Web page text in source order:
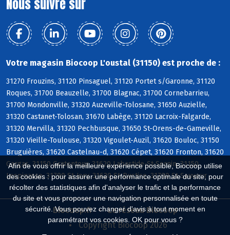
Afin de vous offrir la meilleure expérience possible, Biocoop utilise
des cookies : pour assurer une performance optimale du site, pour
récolter des statistiques afin d'analyser le trafic et la performance
du site et vous proposer une navigation personnalisée en toute
sécurité. Vous pouvez changer d'avis à tout moment en
paramétrant vos cookies. OK pour vous ?
Nous suivre sur
Votre magasin Biocoop L'oustal (31150) est proche de :
31270 Frouzins, 31120 Pinsaguel, 31120 Portet s/Garonne, 31120
Roques, 31700 Beauzelle, 31700 Blagnac, 31700 Cornebarrieu,
31700 Mondonville, 31320 Auzeville-Tolosane, 31650 Auzielle,
31320 Castanet-Tolosan, 31670 Labège, 31120 Lacroix-Falgarde,
31320 Mervilla, 31320 Pechbusque, 31650 St-Orens-de-Gameville,
31320 Vieille-Toulouse, 31320 Vigoulet-Auzil, 31620 Bouloc, 31150
Bruguières, 31620 Castelnau-d, 31620 Cépet, 31620 Fronton, 31620
Gargas, 31150 Gratentour, 31620 Labastide-St-Sernin, 31150
Lespinasse, 31790 St-Jory, 31620 St-Rustice, 31790 St-Sauveur
Biocoop.fr
Le réseau Biocoop
Copyright Biocoop 2026